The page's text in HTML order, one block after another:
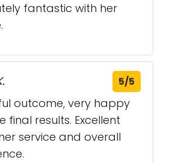
fantastic with her
5/5
outcome, very happy
final results. Excellent
service and overall